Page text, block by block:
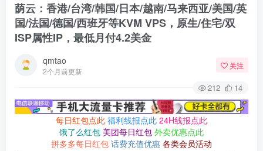
荫云：香港/台湾/韩国/日本/越南/马来西亚/美国/英
国/法国/德国/西班牙等KVM VPS，原生/住宅/双
ISP属性IP，最低月付4.2美金
qmtao
2个月前更新
关注
212 14
每日红包点此 福利线报点此 24H线报点此
饿了么红包 美团每日红包 外卖优惠点此
拼多多每日红包 话费充值优惠 各类会员活动